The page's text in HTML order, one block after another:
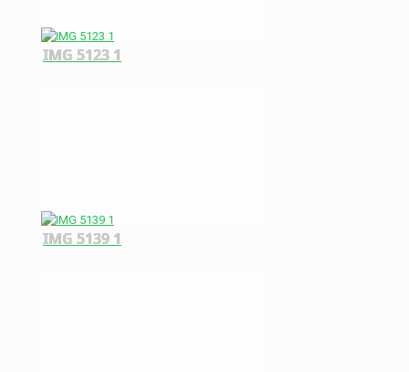
IMG 5123 1
IMG 5139 1